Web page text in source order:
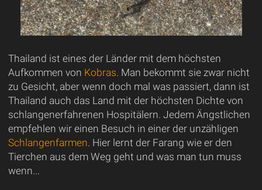
Thailand ist eines der Länder mit dem höchsten
Aufkommen von Kobras. Man bekommt sie zwar nicht
zu Gesicht, aber wenn doch mal was passiert, dann ist
Thailand auch das Land mit der höchsten Dichte von
schlangenerfahrenen Hospitälern. Jedem Ängstlichen
empfehlen wir einen Besuch in einer der unzähligen
Schlangenfarmen. Hier lernt der Farang wie er den
Tierchen aus dem Weg geht und was man tun muss
wenn...